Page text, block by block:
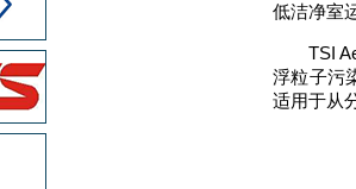
低洁净室
TSI
浮粒子污
适用于从